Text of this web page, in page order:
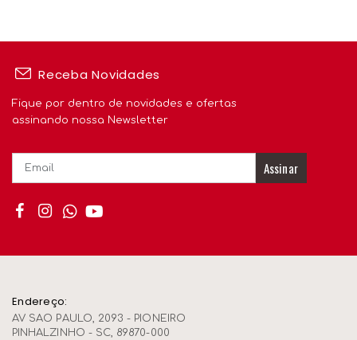
Receba Novidades
Fique por dentro de novidades e ofertas
assinando nossa Newsletter
Assinar
Endereço:
AV SAO PAULO, 2093 - PIONEIRO
PINHALZINHO - SC, 89870-000